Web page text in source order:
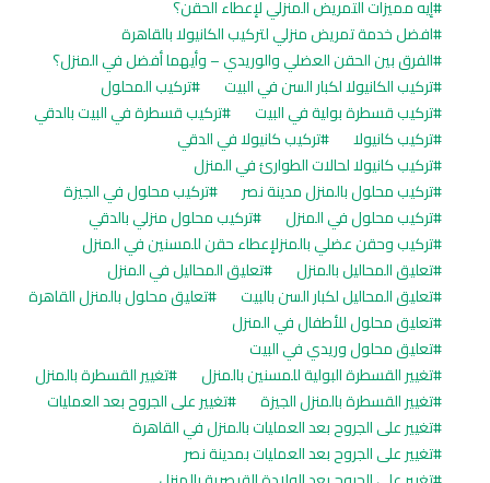
إيه مميزات التمريض المنزلي لإعطاء الحقن؟
افضل خدمة تمريض منزلي لتركيب الكانيولا بالقاهرة
الفرق بين الحقن العضلي والوريدي – وأيهما أفضل في المنزل؟
تركيب الكانيولا لكبار السن في البيت
تركيب المحلول
تركيب قسطرة بولية في البيت
تركيب قسطرة في البيت بالدقي
تركيب كانيولا
تركيب كانيولا في الدقي
تركيب كانيولا لحالات الطوارئ في المنزل
تركيب محلول بالمنزل مدينة نصر
تركيب محلول في الجيزة
تركيب محلول في المنزل
تركيب محلول منزلي بالدقي
تركيب وحقن عضلي بالمنزلإعطاء حقن للمسنين في المنزل
تعليق المحاليل بالمنزل
تعليق المحاليل في المنزل
تعليق المحاليل لكبار السن بالبيت
تعليق محلول بالمنزل القاهرة
تعليق محلول للأطفال في المنزل
تعليق محلول وريدي في البيت
تغيير القسطرة البولية للمسنين بالمنزل
تغيير القسطرة بالمنزل
تغيير القسطرة بالمنزل الجيزة
تغيير على الجروح بعد العمليات
تغيير على الجروح بعد العمليات بالمنزل في القاهرة
تغيير على الجروح بعد العمليات بمدينة نصر